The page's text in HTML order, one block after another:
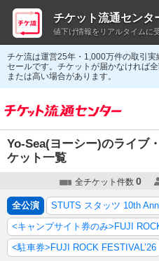
チケ流は運営25年・1,000万件の取引
セールです。チケットが届かなければ
または高い場合があります。
Yo-Sea(ヨーシー)のライブ
ケット一覧
全チケット件数 0
全公演
STUTS スタッツ 10th
<キャンプサイト券のみ>FUJI
<駐車券>FUJI ROCK FESTIVAL’26
チケット流通センタ
値下げ情報をリアルタイムに